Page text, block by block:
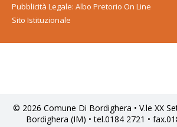
Pubblicità Legale: Albo Pretorio On Line
Sito Istituzionale
© 2026 Comune Di Bordighera • V.le XX
Bordighera (IM) • tel.0184 2721 •